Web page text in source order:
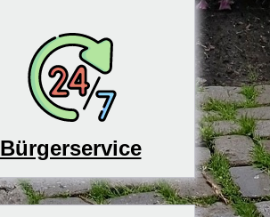
Bürgerservice